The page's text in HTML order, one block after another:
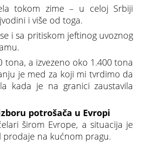
tokom zime – u celoj Srbiji
i više od toga.
i sa pritiskom jeftinog uvoznog
tona, a izvezeno oko 1.400 tona
je med za koji mi tvrdimo da
kada je na granici zaustavila
potrošača u Evropi
širom Evrope, a situacija je
na kućnom pragu.